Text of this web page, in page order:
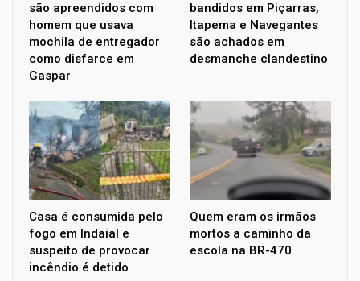
são apreendidos com
homem que usava
mochila de entregador
como disfarce em
Gaspar
bandidos em Piçarras,
Itapema e Navegantes
são achados em
desmanche clandestino
Casa é consumida pelo
fogo em Indaial e
suspeito de provocar
incêndio é detido
Quem eram os irmãos
mortos a caminho da
escola na BR-470